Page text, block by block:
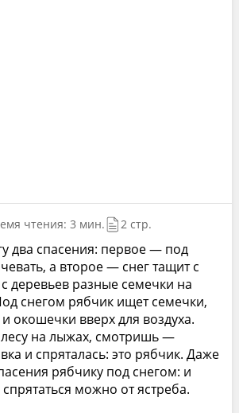
чтения: 3 мин. 2 стр.
два спасения: первое — под
а второе — снег тащит с
деревьев разные семечки на
снегом рябчик ищет семечки,
окошечки вверх для воздуха.
на лыжах, смотришь —
и спряталась: это рябчик. Даже
рябчику под снегом: и
можно от ястреба.